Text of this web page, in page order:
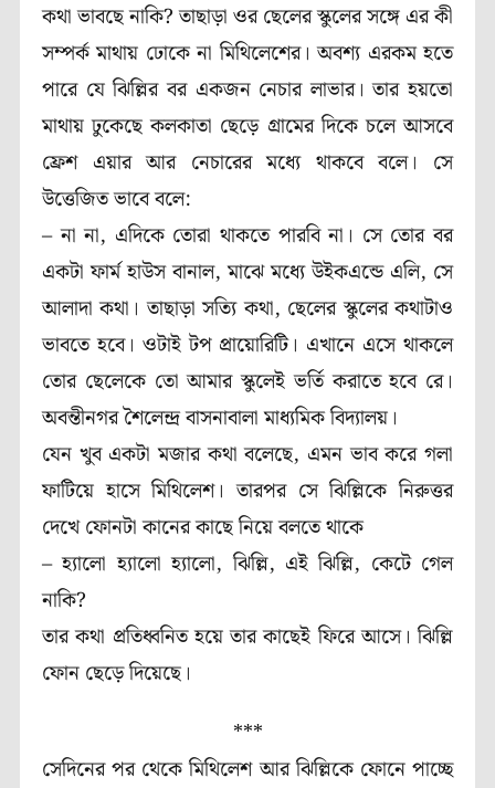
কথা ভাবছে নাকি? তাছাড়া ওর ছেলের স্কুলের সঙ্গে এর কী
সম্পর্ক মাথায় ঢোকে না মিথিলেশের। অবশ্য এরকম হতে
পারে যে ঝিল্লির বর একজন নেচার লাভার। তার হয়তো
মাথায় ঢুকেছে কলকাতা ছেড়ে গ্রামের দিকে চলে আসবে
ফ্রেশ এয়ার আর নেচারের মধ্যে থাকবে বলে। সে
উত্তেজিত ভাবে বলে:
– না না, এদিকে তোরা থাকতে পারবি না। সে তোর বর
একটা ফার্ম হাউস বানাল, মাঝে মধ্যে উইকএন্ডে এলি, সে
আলাদা কথা। তাছাড়া সত্যি কথা, ছেলের স্কুলের কথাটাও
ভাবতে হবে। ওটাই টপ প্রায়োরিটি। এখানে এসে থাকলে
তোর ছেলেকে তো আমার স্কুলেই ভর্তি করাতে হবে রে।
অবন্তীনগর শৈলেন্দ্র বাসনাবালা মাধ্যমিক বিদ্যালয়।
যেন খুব একটা মজার কথা বলেছে, এমন ভাব করে গলা
ফাটিয়ে হাসে মিথিলেশ। তারপর সে ঝিল্লিকে নিরুত্তর
দেখে ফোনটা কানের কাছে নিয়ে বলতে থাকে
– হ্যালো হ্যালো হ্যালো, ঝিল্লি, এই ঝিল্লি, কেটে গেল
নাকি?
তার কথা প্রতিধ্বনিত হয়ে তার কাছেই ফিরে আসে। ঝিল্লি
ফোন ছেড়ে দিয়েছে।
***
সেদিনের পর থেকে মিথিলেশ আর ঝিল্লিকে ফোনে পাচ্ছে